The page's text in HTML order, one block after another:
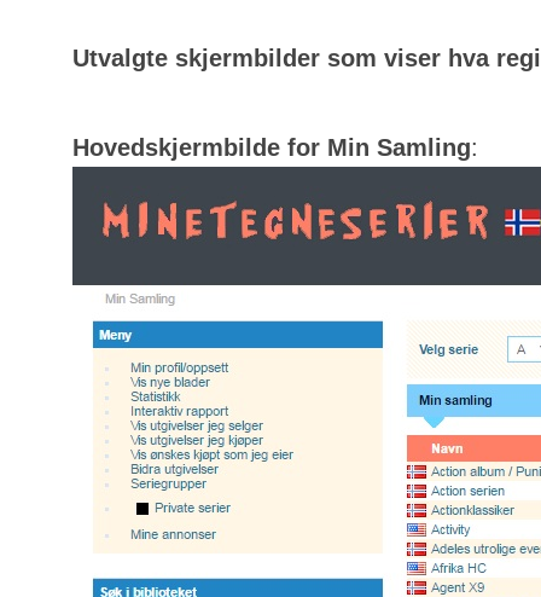
Utvalgte skjermbilder som viser hva
Hovedskjermbilde for Min Samling: